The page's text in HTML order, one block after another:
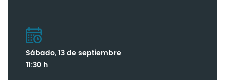
Sábado, 13 de septiembre
11:30 h